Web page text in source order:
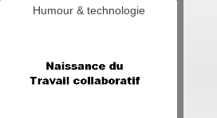
Humour & technologie